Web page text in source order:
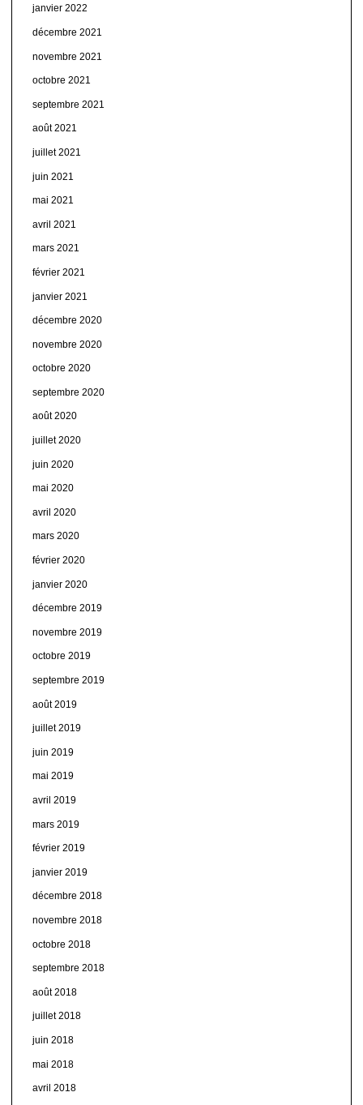
janvier 2022
décembre 2021
novembre 2021
octobre 2021
septembre 2021
août 2021
juillet 2021
juin 2021
mai 2021
avril 2021
mars 2021
février 2021
janvier 2021
décembre 2020
novembre 2020
octobre 2020
septembre 2020
août 2020
juillet 2020
juin 2020
mai 2020
avril 2020
mars 2020
février 2020
janvier 2020
décembre 2019
novembre 2019
octobre 2019
septembre 2019
août 2019
juillet 2019
juin 2019
mai 2019
avril 2019
mars 2019
février 2019
janvier 2019
décembre 2018
novembre 2018
octobre 2018
septembre 2018
août 2018
juillet 2018
juin 2018
mai 2018
avril 2018